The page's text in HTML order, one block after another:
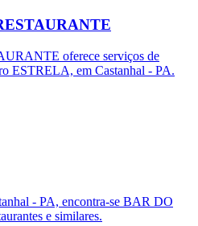
oferece serviços de
ESTRELA, em Castanhal - PA.
- PA, encontra-se BAR DO
e similares.